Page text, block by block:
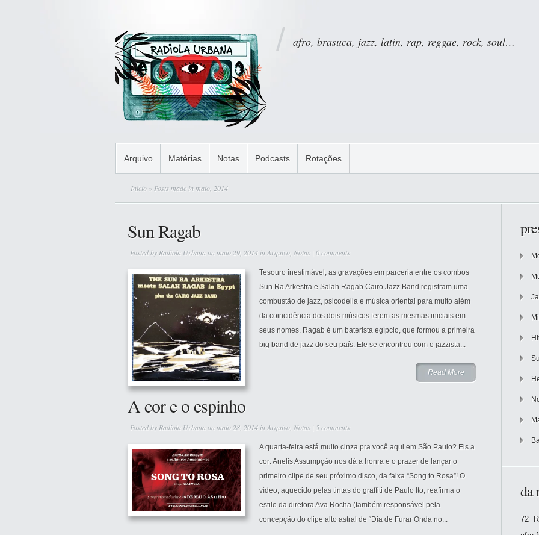
afro, brasuca, jazz, latin, rap, reggae, rock, soul…
Arquivo Matérias Notas Podcasts Rotações
Início » Posts made in maio, 2014
Sun Ragab
Posted by Radiola Urbanaon maio 29, 2014 inArquivo Notas | 0 comments
Tesouro inestimável, as gravações em parceria entre os combos
Sun Ra Arkestra e Salah Ragab Cairo Jazz Band registram uma
combustão de jazz, psicodelia e música oriental para muito além
da coincidência dos dois músicos terem as mesmas iniciais em
seus nomes. Ragab é um baterista egípcio, que formou a primeira
big band de jazz do seu país. Ele se encontrou com o jazzista...
Read More
A cor e o espinho
Posted by Radiola Urbanaon maio 28, 2014 inArquivo Notas | 5 comments
A quarta-feira está muito cinza pra você aqui em São Paulo? Eis a
cor: Anelis Assumpção nos dá a honra e o prazer de lançar o
primeiro clipe de seu próximo disco, da faixa “Song to Rosa”! O
vídeo, aquecido pelas tintas do graffiti de Paulo Ito, reafirma o
estilo da diretora Ava Rocha (também responsável pela
concepção do clipe alto astral de “Dia de Furar Onda no...
da
72